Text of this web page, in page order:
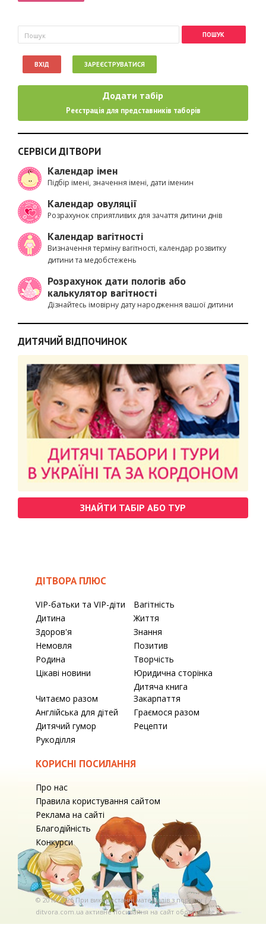
Пошукова форма
Пошук
ВХІД ЗАРЕЄСТРУВАТИСЯ
Додати табір
Реєстрація для представників таборів
СЕРВІСИ ДІТВОРИ
Календар імен
Підбір імені, значення імені, дати іменин
Календар овуляції
Розрахунок сприятливих для зачаття дитини днів
Календар вагітності
Визначення терміну вагітності, календар розвитку
дитини та медобстежень
Розрахунок дати пологів або
калькулятор вагітності
Дізнайтесь імовірну дату народження вашої дитини
ДИТЯЧИЙ ВІДПОЧИНОК
ЗНАЙТИ ТАБІР АБО ТУР
ДІТВОРА ПЛЮС
VIP-батьки та VIP-діти
Вагітність
Дитина
Життя
Здоров'я
Знання
Немовля
Позитив
Родина
Творчість
Цікаві новини
Юридична сторінка
Читаємо разом
Дитяча книга
Закарпаття
Англійська для дітей
Граємося разом
Дитячий гумор
Рецепти
Рукоділля
КОРИСНІ ПОСИЛАННЯ
Про нас
Правила користування сайтом
Реклама на сайті
Благодійність
Конкурси
© 2010-2026 При використаннi матерiалiв з порталу
ditvora.com.ua активне посилання на сайт обов'язкове. .